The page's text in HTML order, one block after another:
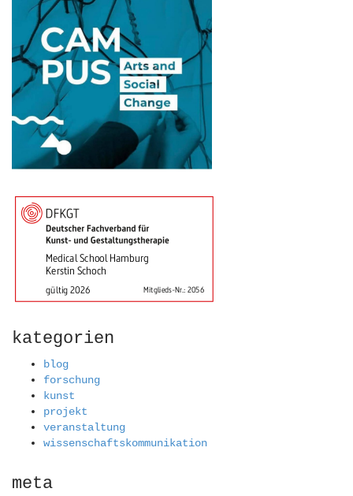
kategorien
blog
forschung
kunst
projekt
veranstaltung
wissenschaftskommunikation
meta